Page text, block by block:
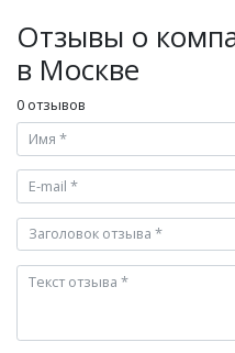
Отзывы о
в Москве
0 отзывов